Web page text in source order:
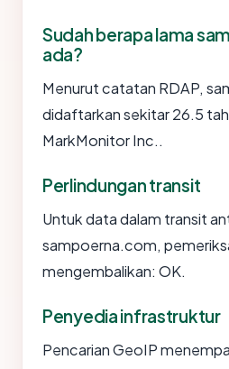
Sudah berapa lama
ada?
Menurut catatan RDAP,
didaftarkan sekitar 26.5
MarkMonitor Inc..
Perlindungan transit
Untuk data dalam transit
sampoerna.com,
mengembalikan: OK.
Penyedia infrastruktur
Pencarian GeoIP